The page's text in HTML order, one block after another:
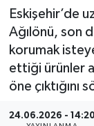
Eskişehir’de
Ağılönü, son
korumak
ettiği ürünler
öne çıktığını
24.06.2026 - 14:20
Tüm
Son
Haber